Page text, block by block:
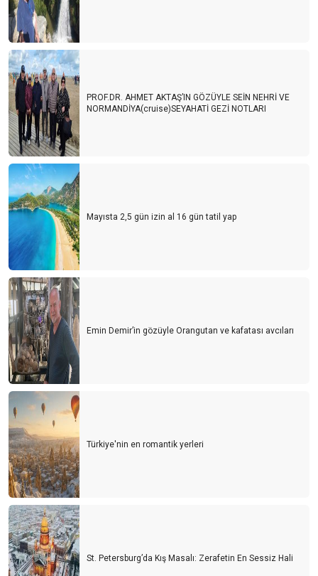
PROF.DR. AHMET AKTAŞ’IN GÖZÜYLE SEİN NEHRİ VE
NORMANDİYA(cruise)SEYAHATİ GEZİ NOTLARI
Mayısta 2,5 gün izin al 16 gün tatil yap
Emin Demir’in gözüyle Orangutan ve kafatası avcıları
Türkiye'nin en romantik yerleri
St. Petersburg’da Kış Masalı: Zerafetin En Sessiz Hali